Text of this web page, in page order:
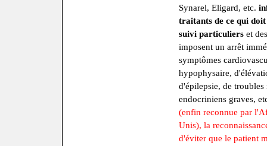
Synarel, Eligard, etc.
traitants de ce qui
suivi particulierset
imposent un arrêt
symptômes
hypophysaire,
d'épilepsie, de
endocriniens graves,
(enfin reconnue par
Unis), la
d'éviter que le patient